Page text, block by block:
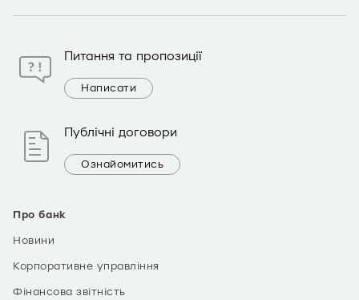
Про банк
Новини
Корпоративне управління
Фінансова звітність
Питання та пропозиції
Написати
Публічні договори
Ознайомитись